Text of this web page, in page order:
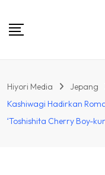
Hiyori Media Jepang
Kashiwagi Hadirkan
‘Toshishita Cherry Boy-